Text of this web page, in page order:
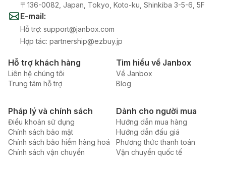
〒136-0082, Japan, Tokyo, Koto-ku, Shinkiba 3-5-6, 5F
E-mail:
Hỗ trợ: support@janbox.com
Hợp tác: partnership@ezbuy.jp
Hỗ trợ khách hàng
Liên hệ chúng tôi
Trung tâm hỗ trợ
Tìm hiểu về Janbox
Về Janbox
Blog
Pháp lý và chính sách
Điều khoản sử dụng
Chính sách bảo mật
Chính sách bảo hiểm hàng hoá
Chính sách vận chuyển
Dành cho người mua
Hướng dẫn mua hàng
Hướng dẫn đấu giá
Phương thức thanh toán
Vận chuyển quốc tế